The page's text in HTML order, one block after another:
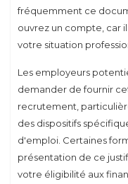
fréquemment ce
ouvrez un compte, car
votre situation
Les employeurs
demander de fournir
recrutement,
des dispositifs
d'emploi. Certaines
présentation de ce
votre éligibilité aux